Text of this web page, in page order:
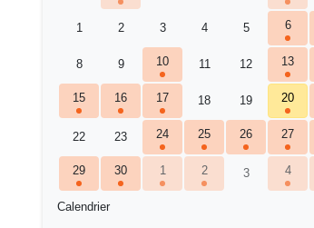
Calendrier
1 2 3 4 5 6
8 9 10 11 12 13
15 16 17 18 19 20
22 23 24 25 26 27
29 30 1 2 3 4